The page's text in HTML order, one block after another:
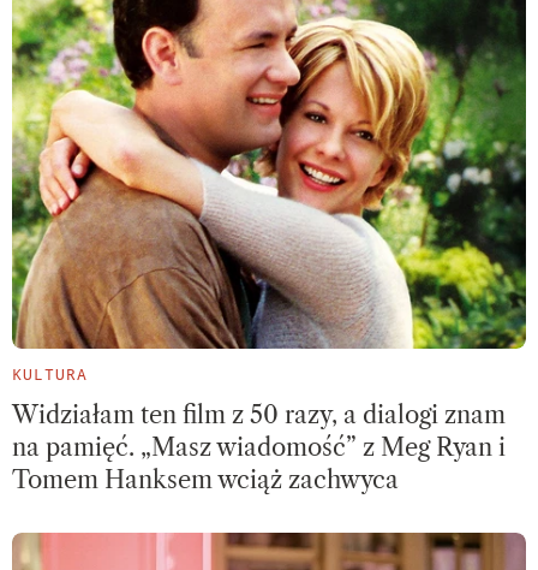
KULTURA
Widziałam ten film z 50 razy, a dialogi znam
na pamięć. „Masz wiadomość” z Meg Ryan i
Tomem Hanksem wciąż zachwyca